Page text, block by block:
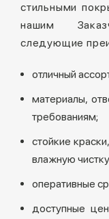
стильными
нашим
следующие
отличный
материалы,
требованиям;
стойкие
влажную
оперативные
доступные